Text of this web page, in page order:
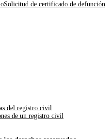
Solicitud de certificado de defunción
del registro civil
de un registro civil